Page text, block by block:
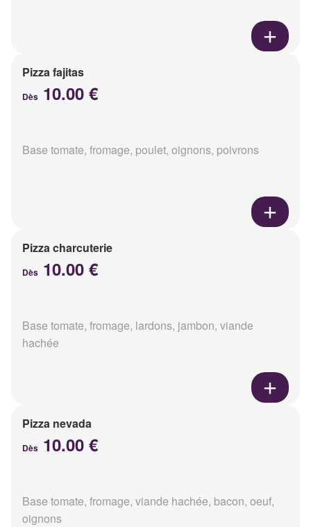
Pizza fajitas
Dès 10.00 €
Base tomate, fromage, poulet, oignons, poivrons
Pizza charcuterie
Dès 10.00 €
Base tomate, fromage, lardons, jambon, viande
hachée
Pizza nevada
Dès 10.00 €
Base tomate, fromage, viande hachée, bacon, oeuf,
oignons